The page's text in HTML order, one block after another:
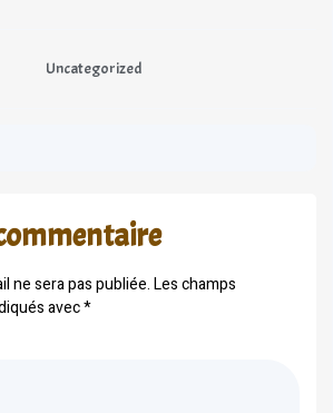
Uncategorized
ne sera pas publiée.Les champs
avec*